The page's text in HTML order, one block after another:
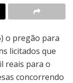
o pregão para
licitados que
reais para o
concorrendo